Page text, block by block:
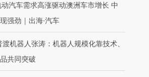
动汽车需求高涨驱动澳洲车市增长 中
强劲｜出海·汽车
渡机器人张涛：机器人规模化靠技术、
共同突破